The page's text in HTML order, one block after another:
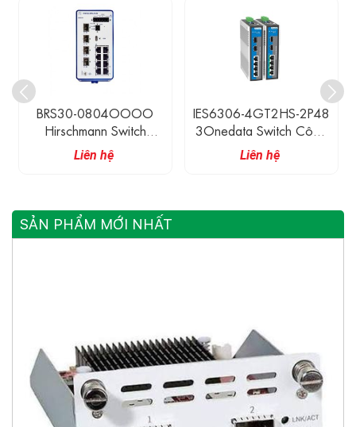
BRS30-0804OOOO
Hirschmann Switch
Ethernet Công Nghiệp
Có Quản Lí 8 Cổng
Liên hệ
IES6306-4GT2HS-2P48
3Onedata Switch Công
Nghiệp 4 Cổng 1G
Ethernet, 2 Cổng 2.5G
Liên hệ
SẢN PHẨM MỚI NHẤT